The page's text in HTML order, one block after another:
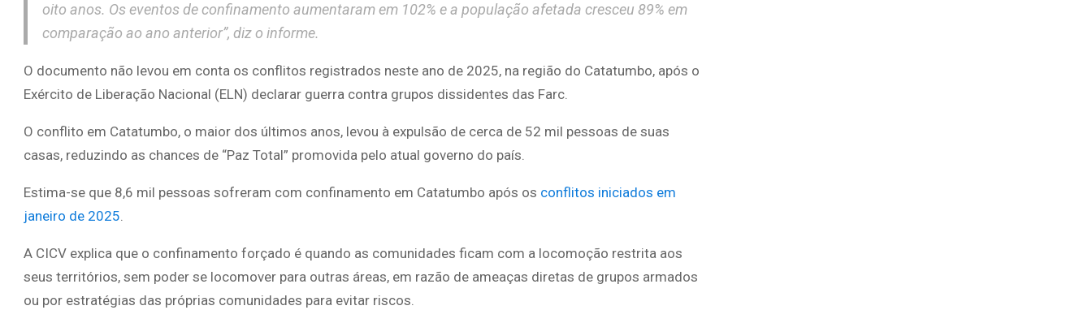
oito anos. Os eventos de confinamento aumentaram em 102% e a população afetada cresceu 89% em
comparação ao ano anterior”, diz o informe.
O documento não levou em conta os conflitos registrados neste ano de 2025, na região do Catatumbo, após o
Exército de Liberação Nacional (ELN) declarar guerra contra grupos dissidentes das Farc.
O conflito em Catatumbo, o maior dos últimos anos, levou à expulsão de cerca de 52 mil pessoas de suas
casas, reduzindo as chances de “Paz Total” promovida pelo atual governo do país.
Estima-se que 8,6 mil pessoas sofreram com confinamento em Catatumbo após os conflitos iniciados em
janeiro de 2025.
A CICV explica que o confinamento forçado é quando as comunidades ficam com a locomoção restrita aos
seus territórios, sem poder se locomover para outras áreas, em razão de ameaças diretas de grupos armados
ou por estratégias das próprias comunidades para evitar riscos.